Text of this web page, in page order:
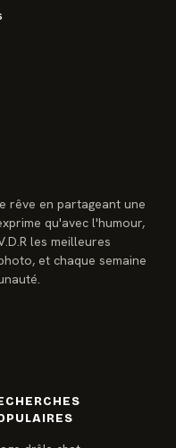
rêve en partageant une
qu'avec l'humour,
les meilleures
et chaque semaine